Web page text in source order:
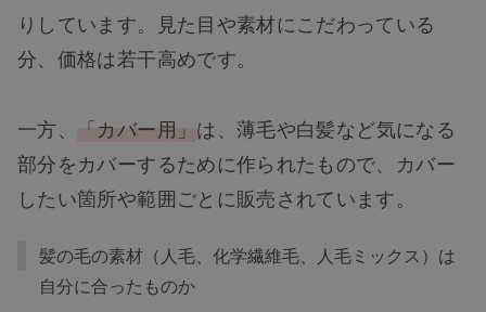
りしています。見た目や素材にこだわっている
分、価格は若干高めです。
一方、 「カバー用」 は、薄毛や白髪など気になる
部分をカバーするために作られたもので、カバー
したい箇所や範囲ごとに販売されています。
髪の毛の素材（人毛、化学繊維毛、人毛ミックス）は
自分に合ったものか